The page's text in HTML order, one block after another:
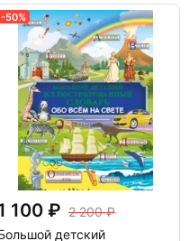
-50%
100
2 200
детский